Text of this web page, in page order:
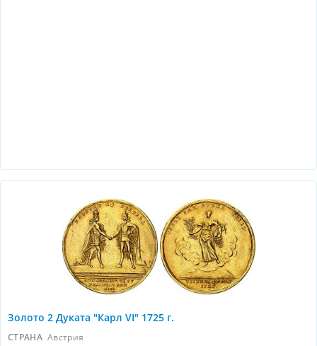
Золото 2 Дуката "Карл VI" 1725 г.
СТРАНА Австрия